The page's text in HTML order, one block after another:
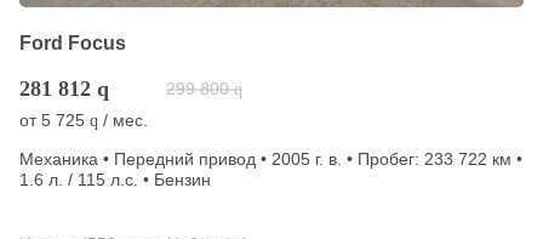
Ford Focus
281 812 q 299 800 q
от5 725 q / мес.
Механика • Передний привод • 2005 г. в. • Пробег: 233 722 км •
1.6 л. / 115 л.с. • Бензин